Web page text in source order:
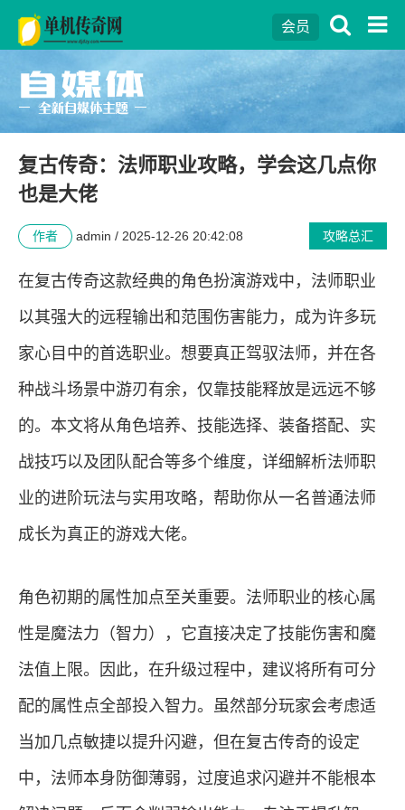
会员
复古传奇：法师职业攻略，学会这几点你
也是大佬
攻略总汇
作者 admin / 2025-12-26 20:42:08
在复古传奇这款经典的角色扮演游戏中，法师职业
以其强大的远程输出和范围伤害能力，成为许多玩
家心目中的首选职业。想要真正驾驭法师，并在各
种战斗场景中游刃有余，仅靠技能释放是远远不够
的。本文将从角色培养、技能选择、装备搭配、实
战技巧以及团队配合等多个维度，详细解析法师职
业的进阶玩法与实用攻略，帮助你从一名普通法师
成长为真正的游戏大佬。
角色初期的属性加点至关重要。法师职业的核心属
性是魔法力（智力），它直接决定了技能伤害和魔
法值上限。因此，在升级过程中，建议将所有可分
配的属性点全部投入智力。虽然部分玩家会考虑适
当加几点敏捷以提升闪避，但在复古传奇的设定
中，法师本身防御薄弱，过度追求闪避并不能根本